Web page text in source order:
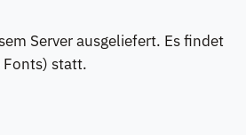
Server ausgeliefert. Es findet
Fonts) statt.